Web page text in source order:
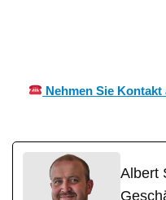
Nehmen Sie Kontakt
Albert